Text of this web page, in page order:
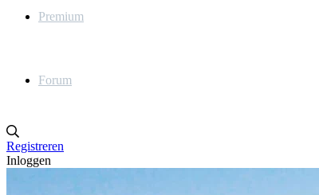
Premium
Forum
Registreren
Inloggen